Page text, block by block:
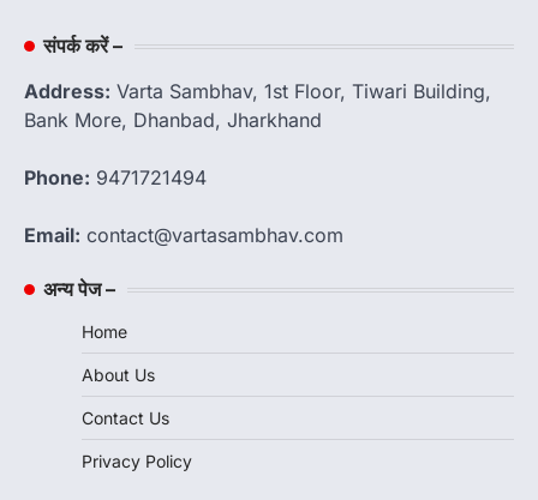
संपर्क करें –
Address: Varta Sambhav, 1st Floor, Tiwari Building,
Bank More, Dhanbad, Jharkhand
Phone: 9471721494
Email: contact@vartasambhav.com
अन्य पेज –
Home
About Us
Contact Us
Privacy Policy